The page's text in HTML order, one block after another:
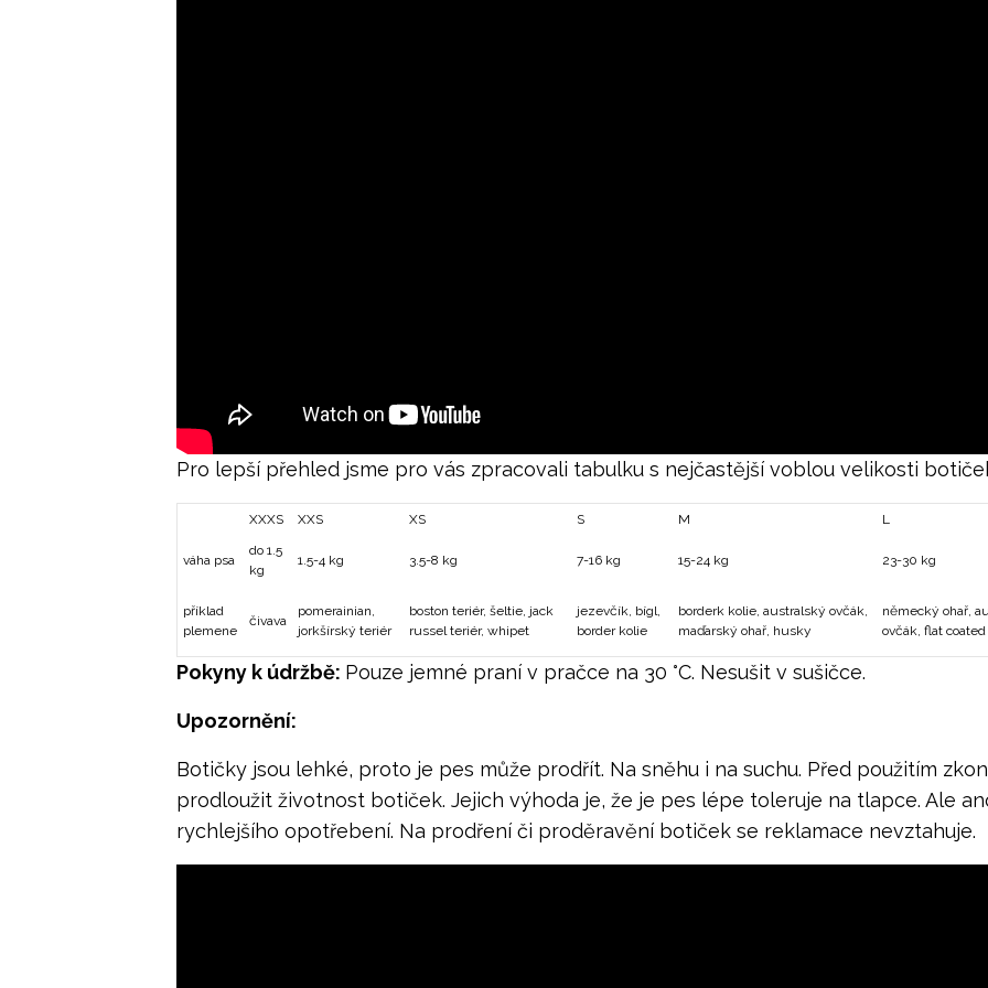
Pro lepší přehled jsme pro vás zpracovali tabulku s nejčastější voblou velikosti
XXXS XXS XS S M L
váha psa
do 1.5
kg
1.5-4 kg 3.5-8 kg 7-16 kg 15-24 kg 23-30 kg
příklad
plemene
čivava
pomerainian,
jorkšírský teriér
boston teriér, šeltie, jack
russel teriér, whipet
jezevčík, bígl,
border kolie
borderk kolie, australský ovčák,
maďarský ohař, husky
německý ohař,
ovčák, flat
Pokyny k údržbě: Pouze jemné praní v pračce na 30 °C. Nesušit v sušičce.
Upozornění:
Botičky jsou lehké, proto je pes může prodřít. Na sněhu i na suchu. Před použitím
prodloužit životnost botiček. Jejich výhoda je, že je pes lépe toleruje na tlapce. Ale
rychlejšího opotřebení. Na prodření či proděravění botiček se reklamace nevztahuje.